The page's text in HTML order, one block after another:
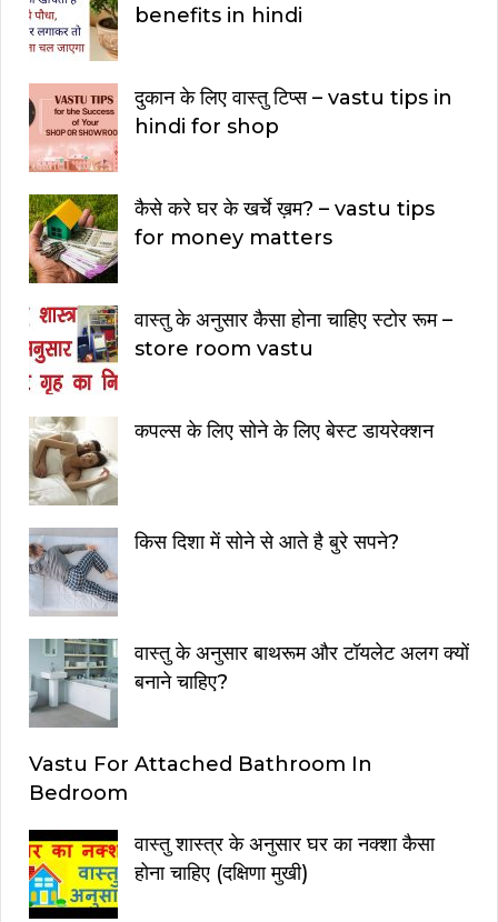
benefits in hindi
दुकान के लिए वास्तु टिप्स – vastu tips in
hindi for shop
कैसे करे घर के खर्चे ख़म? – vastu tips
for money matters
वास्तु के अनुसार कैसा होना चाहिए स्टोर रूम –
store room vastu
कपल्स के लिए सोने के लिए बेस्ट डायरेक्शन
किस दिशा में सोने से आते है बुरे सपने?
वास्तु के अनुसार बाथरूम और टॉयलेट अलग क्यों
बनाने चाहिए?
Vastu For Attached Bathroom In
Bedroom
वास्तु शास्त्र के अनुसार घर का नक्शा कैसा
होना चाहिए (दक्षिणा मुखी)